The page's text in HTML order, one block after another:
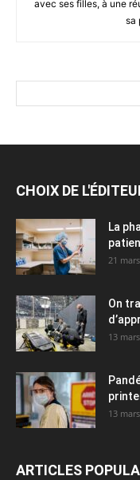
avec ses filles, à une
sa
CHOIX DE
La
21
On
13
13
ARTICLES